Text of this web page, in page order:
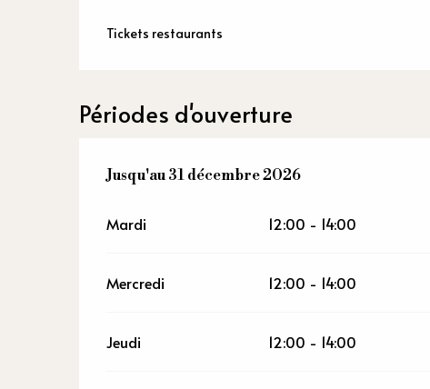
Tickets restaurants
Périodes d'ouverture
Du2 janvier 2026au31 décembre 2026
Jusqu'au31 décembre 2026
Mardi 12:00 - 14:00
Mercredi 12:00 - 14:00
Jeudi 12:00 - 14:00